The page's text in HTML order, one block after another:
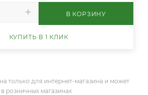
В КОРЗИНУ
КУПИТЬ В 1 КЛИК
только для интернет-магазина и может
розничных магазинах